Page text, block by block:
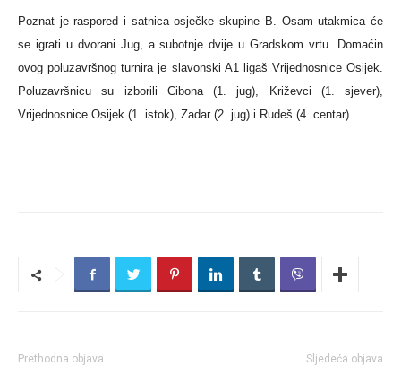
Poznat je raspored i satnica osječke skupine B. Osam utakmica će
se igrati u dvorani Jug, a subotnje dvije u Gradskom vrtu. Domaćin
ovog poluzavršnog turnira je slavonski A1 ligaš Vrijednosnice Osijek.
Poluzavršnicu su izborili Cibona (1. jug), Križevci (1. sjever),
Vrijednosnice Osijek (1. istok), Zadar (2. jug) i Rudeš (4. centar).
Prethodna objava Sljedeća objava